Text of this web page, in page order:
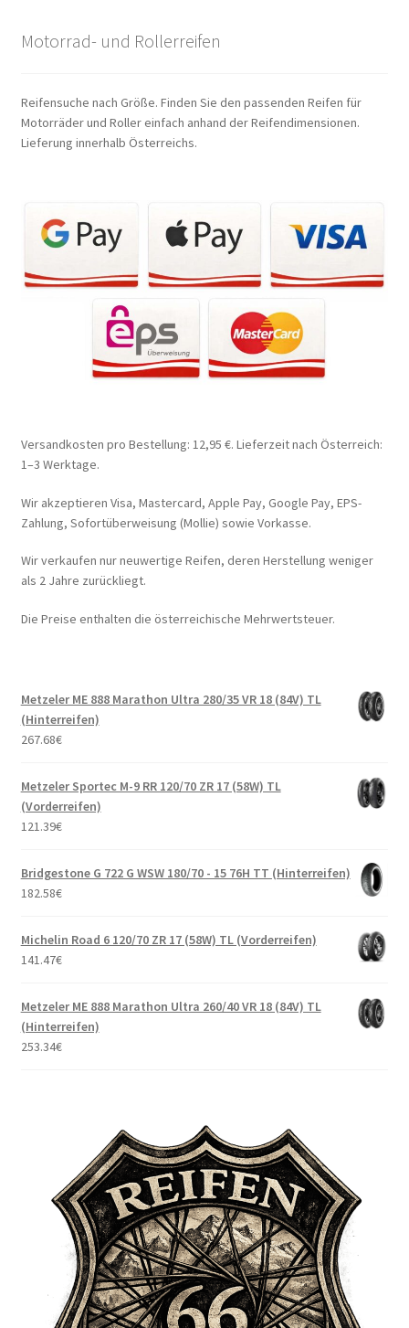
Motorrad- und Rollerreifen
Reifensuche nach Größe. Finden Sie den passenden Reifen für
Motorräder und Roller einfach anhand der Reifendimensionen.
Lieferung innerhalb Österreichs.
Versandkosten pro Bestellung: 12,95 €. Lieferzeit nach Österreich:
1–3 Werktage.
Wir akzeptieren Visa, Mastercard, Apple Pay, Google Pay, EPS-
Zahlung, Sofortüberweisung (Mollie) sowie Vorkasse.
Wir verkaufen nur neuwertige Reifen, deren Herstellung weniger
als 2 Jahre zurückliegt.
Die Preise enthalten die österreichische Mehrwertsteuer.
Metzeler ME 888 Marathon Ultra 280/35 VR 18 (84V) TL
(Hinterreifen)
267.68€
Metzeler Sportec M-9 RR 120/70 ZR 17 (58W) TL
(Vorderreifen)
121.39€
Bridgestone G 722 G WSW 180/70 - 15 76H TT (Hinterreifen)
182.58€
Michelin Road 6 120/70 ZR 17 (58W) TL (Vorderreifen)
141.47€
Metzeler ME 888 Marathon Ultra 260/40 VR 18 (84V) TL
(Hinterreifen)
253.34€